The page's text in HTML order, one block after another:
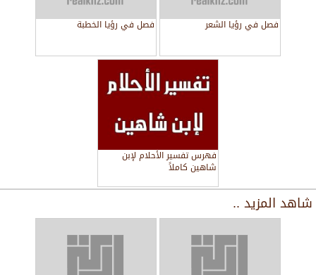
فصل في رؤيا الشعر فصل في رؤيا الخطبة
فهرس تفسير الأحلام لإبن
شاهين كاملاً
شاهد المزيد ..